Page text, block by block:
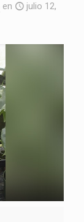
en
julio 12,